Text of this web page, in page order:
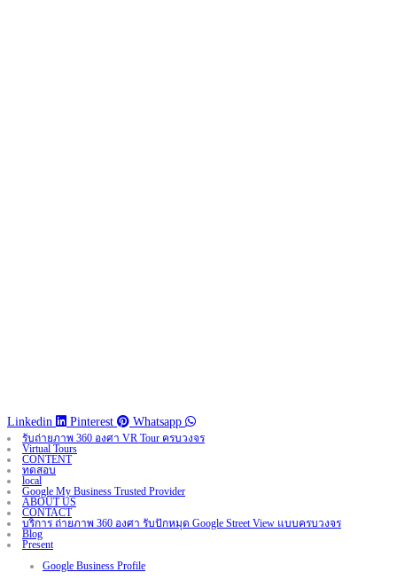
Linkedin Pinterest Whatsapp
รับถ่ายภาพ 360 องศา VR Tour ครบวงจร
Virtual Tours
CONTENT
ทดสอบ
local
Google My Business Trusted Provider
ABOUT US
CONTACT
บริการ ถ่ายภาพ 360 องศา รับปักหมุด Google Street View แบบครบวงจร
Blog
Present
Google Business Profile